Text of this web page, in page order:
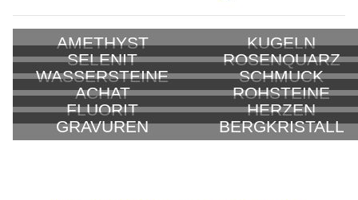
AMETHYST
KUGELN
SELENIT
ROSENQUARZ
WASSERSTEINE
SCHMUCK
ACHAT
ROHSTEINE
FLUORIT
HERZEN
GRAVUREN
BERGKRISTALL